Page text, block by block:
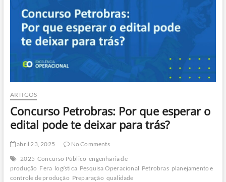
o
potencial
real
dessa
carreira!
ARTIGOS
Concurso Petrobras: Por que esperar o
edital pode te deixar para trás?
abril 23, 2025
No Comments
2025 Concurso Público engenharia de
produção Fera logística Pesquisa Operacional Petrobras planejamento e
controle de produção Preparação qualidade